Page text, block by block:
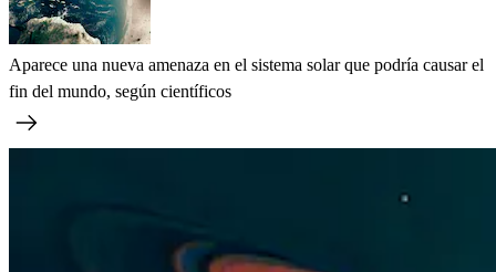
Aparece una nueva amenaza en el sistema solar que podría causar el
fin del mundo, según científicos